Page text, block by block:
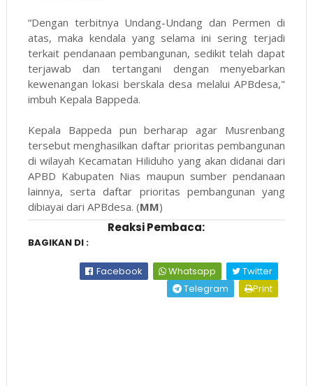
“Dengan terbitnya Undang-Undang dan Permen di
atas, maka kendala yang selama ini sering terjadi
terkait pendanaan pembangunan, sedikit telah dapat
terjawab dan tertangani dengan menyebarkan
kewenangan lokasi berskala desa melalui APBdesa,"
imbuh Kepala Bappeda.
Kepala Bappeda pun berharap agar Musrenbang
tersebut menghasilkan daftar prioritas pembangunan
di wilayah Kecamatan Hiliduho yang akan didanai dari
APBD Kabupaten Nias maupun sumber pendanaan
lainnya, serta daftar prioritas pembangunan yang
dibiayai dari APBdesa. (MM)
Reaksi Pembaca:
BAGIKAN DI :
Facebook Whatsapp
Twitter
Telegram
Print